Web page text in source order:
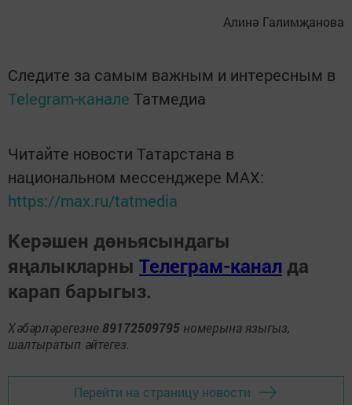
Алинә Галимҗанова
Следите за самым важным и интересным в
Telegram-канале Татмедиа
Читайте новости Татарстана в
национальном мессенджере MАХ:
https://max.ru/tatmedia
Керәшен дөньясындагы
яңалыкларны Телеграм-канал да
карап барыгыз.
Хәбәрләрегезне 89172509795 номерына языгыз,
шалтыратып әйтегез.
Перейти на страницу новости